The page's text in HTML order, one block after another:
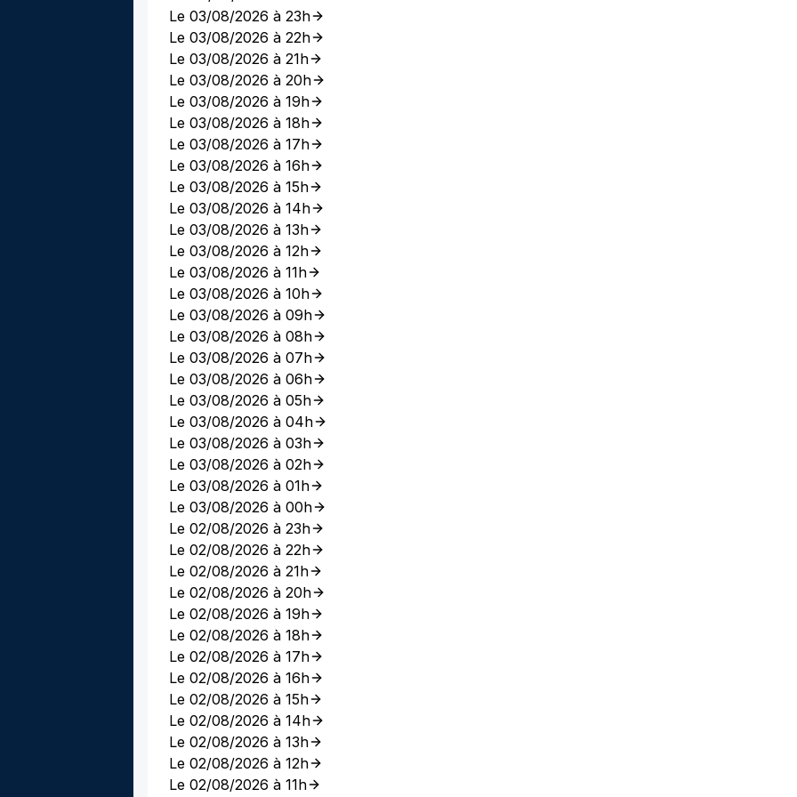
Le 03/08/2026 à 23h
Le 03/08/2026 à 22h
Le 03/08/2026 à 21h
Le 03/08/2026 à 20h
Le 03/08/2026 à 19h
Le 03/08/2026 à 18h
Le 03/08/2026 à 17h
Le 03/08/2026 à 16h
Le 03/08/2026 à 15h
Le 03/08/2026 à 14h
Le 03/08/2026 à 13h
Le 03/08/2026 à 12h
Le 03/08/2026 à 11h
Le 03/08/2026 à 10h
Le 03/08/2026 à 09h
Le 03/08/2026 à 08h
Le 03/08/2026 à 07h
Le 03/08/2026 à 06h
Le 03/08/2026 à 05h
Le 03/08/2026 à 04h
Le 03/08/2026 à 03h
Le 03/08/2026 à 02h
Le 03/08/2026 à 01h
Le 03/08/2026 à 00h
Le 02/08/2026 à 23h
Le 02/08/2026 à 22h
Le 02/08/2026 à 21h
Le 02/08/2026 à 20h
Le 02/08/2026 à 19h
Le 02/08/2026 à 18h
Le 02/08/2026 à 17h
Le 02/08/2026 à 16h
Le 02/08/2026 à 15h
Le 02/08/2026 à 14h
Le 02/08/2026 à 13h
Le 02/08/2026 à 12h
Le 02/08/2026 à 11h